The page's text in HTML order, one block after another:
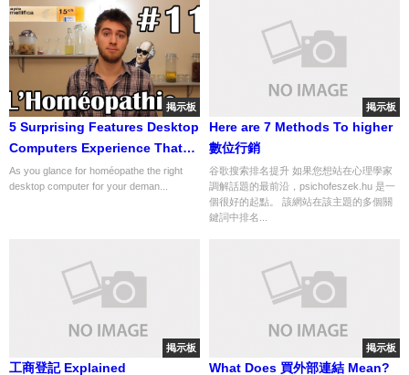
掲示板
5 Surprising Features Desktop
Computers Experience That
You Don't... info number 15 of
493
As you glance for homéopathe the right
desktop computer for your deman...
掲示板
Here are 7 Methods To higher
數位行銷
谷歌搜索排名提升 如果您想站在心理學家
調解話題的最前沿，psichofeszek.hu 是一
個很好的起點。 該網站在該主題的多個關
鍵詞中排名...
掲示板
工商登記 Explained
掲示板
What Does 買外部連結 Mean?